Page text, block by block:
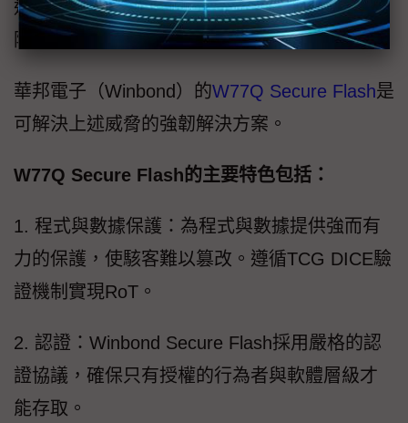
適當的NVM內建安全功能與配置來最小化和消
除這些威脅。
華邦電子（Winbond）的W77Q Secure Flash是
可解決上述威脅的強韌解決方案。
W77Q Secure Flash的主要特色包括：
1. 程式與數據保護：為程式與數據提供強而有
力的保護，使駭客難以篡改。遵循TCG DICE驗
證機制實現RoT。
2. 認證：Winbond Secure Flash採用嚴格的認
證協議，確保只有授權的行為者與軟體層級才
能存取。